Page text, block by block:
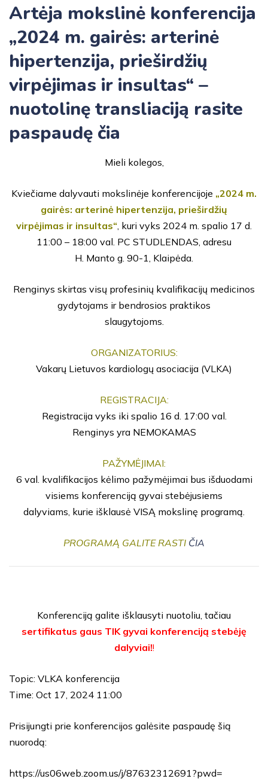
Artėja mokslinė konferencija
„2024 m. gairės: arterinė
hipertenzija, prieširdžių
virpėjimas ir insultas“ –
nuotolinę transliaciją rasite
paspaudę čia
Mieli kolegos,
Kviečiame dalyvauti mokslinėje konferencijoje „2024 m.
gairės: arterinė hipertenzija, prieširdžių
virpėjimas ir insultas“ , kuri vyks 2024 m. spalio 17 d.
11:00 – 18:00 val. PC STUDLENDAS, adresu
H. Manto g. 90-1, Klaipėda.
Renginys skirtas visų profesinių kvalifikacijų medicinos
gydytojams ir bendrosios praktikos
slaugytojoms.
ORGANIZATORIUS:
Vakarų Lietuvos kardiologų asociacija (VLKA)
REGISTRACIJA:
Registracija vyks iki spalio 16 d. 17:00 val.
Renginys yra NEMOKAMAS
PAŽYMĖJIMAI:
6 val. kvalifikacijos kėlimo pažymėjimai bus išduodami
visiems konferenciją gyvai stebėjusiems
dalyviams, kurie išklausė VISĄ mokslinę programą.
PROGRAMĄ GALITE RASTI ČIA
Konferenciją galite išklausyti nuotoliu, tačiau
sertifikatus gaus TIK gyvai konferenciją stebėję
dalyviai!!
Topic: VLKA konferencija
Time: Oct 17, 2024 11:00
Prisijungti prie konferencijos galėsite paspaudę šią
nuorodą:
https://us06web.zoom.us/j/87632312691?pwd=